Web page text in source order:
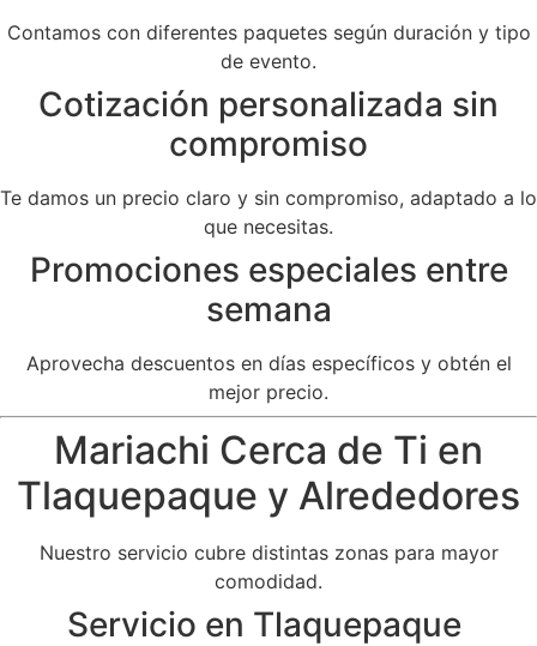
Contamos con diferentes paquetes según duración y tipo
de evento.
Cotización personalizada sin
compromiso
Te damos un precio claro y sin compromiso, adaptado a lo
que necesitas.
Promociones especiales entre
semana
Aprovecha descuentos en días específicos y obtén el
mejor precio.
Mariachi Cerca de Ti en
Tlaquepaque y Alrededores
Nuestro servicio cubre distintas zonas para mayor
comodidad.
Servicio en Tlaquepaque